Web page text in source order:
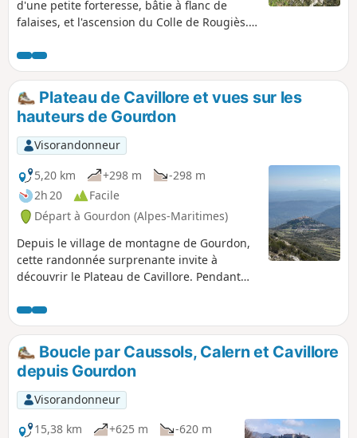
d'une petite forteresse, bâtie à flanc de
falaises, et l'ascension du Colle de Rougiès.
importants, dont la traversée du plateau
karstique de Cavillore, qui vous sont
proposés au cours de cette journée. Un
régal pour les amateurs de nature.
Plateau de Cavillore et vues sur les
hauteurs de Gourdon
Visorandonneur
5,20 km
+298 m
-298 m
2h 20
Facile
Départ à Gourdon (Alpes-Maritimes)
Depuis le village de montagne de Gourdon,
cette randonnée surprenante invite à
découvrir le Plateau de Cavillore. Pendant
classé parmi les "plus beaux villages de
France", les points de vue sont sublimes, à la
fois sur la vallée et sur le village lui-même.
Et comme nous nous situons sur des
territoires d’alpages, il est possible
d’apercevoir sur le parcours un patou prêt à
défendre fièrement les troupeau : ambiance
montagne garantie !
Boucle par Caussols, Calern et Cavillore
depuis Gourdon
Visorandonneur
15,38 km
+625 m
-620 m